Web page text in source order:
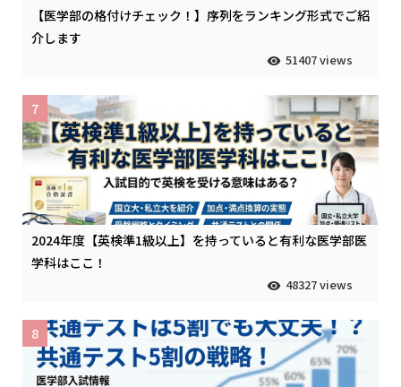
【医学部の格付けチェック！】序列をランキング形式でご紹
介します
51407 views
2024年度【英検準1級以上】を持っていると有利な医学部医
学科はここ！
48327 views
7
8